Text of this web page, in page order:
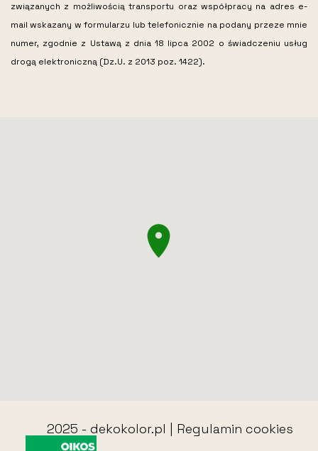
związanych z możliwością transportu oraz współpracy na adres e-
mail wskazany w formularzu lub telefonicznie na podany przeze mnie
numer, zgodnie z Ustawą z dnia 18 lipca 2002 o świadczeniu usług
drogą elektroniczną (Dz.U. z 2013 poz. 1422).
2025 - dekokolor.pl
Regulamin cookies